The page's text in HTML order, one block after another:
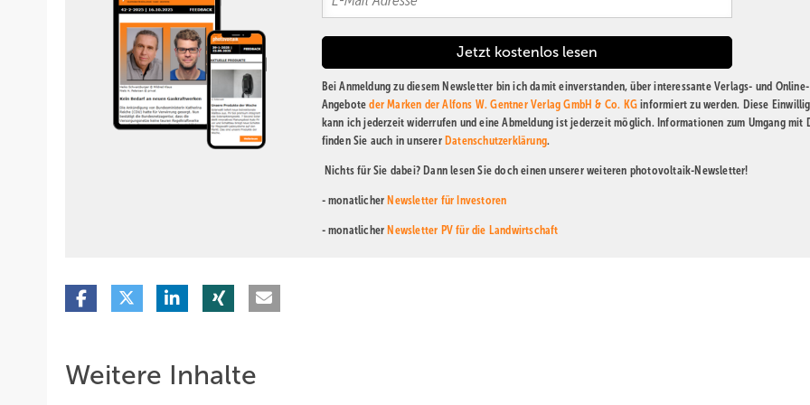
Bei Anmeldung zu diesem Newsletter bin ich damit einverstanden, über interessante Verlags- und Online-
Angeboteder Marken der Alfons W. Gentner Verlag GmbH & Co. KG informiert zu werden. Diese
kann ich jederzeit widerrufen und eine Abmeldung ist jederzeit möglich. Informationen zum Umgang mit
finden Sie auch in unserer Datenschutzerklärung.
Nichts für Sie dabei? Dann lesen Sie doch einen unserer weiteren photovoltaik-Newsletter!
- monatlicher Newsletter für Investoren
- monatlicher Newsletter PV für die Landwirtschaft
Weitere Inhalte